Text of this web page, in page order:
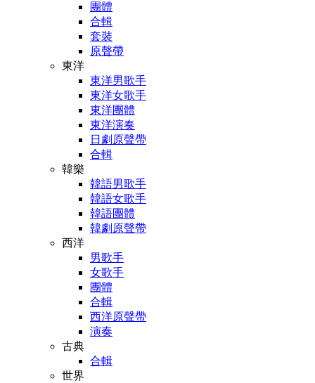
團體
合輯
套裝
原聲帶
東洋
東洋男歌手
東洋女歌手
東洋團體
東洋演奏
日劇原聲帶
合輯
韓樂
韓語男歌手
韓語女歌手
韓語團體
韓劇原聲帶
西洋
男歌手
女歌手
團體
合輯
西洋原聲帶
演奏
古典
合輯
世界